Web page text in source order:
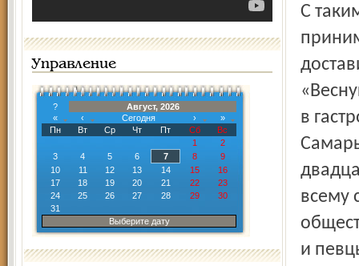
Управление
?
Август, 2026
«
‹ Сегодня ›
»
Пн
Вт Ср Чт Пт Сб
Вс
1
2
3
4 5 6 7 8
9
10
11 12 13 14 15
16
17
18 19 20 21 22
23
24
25 26 27 28 29
30
31
Выберите дату
С
в
всему
и